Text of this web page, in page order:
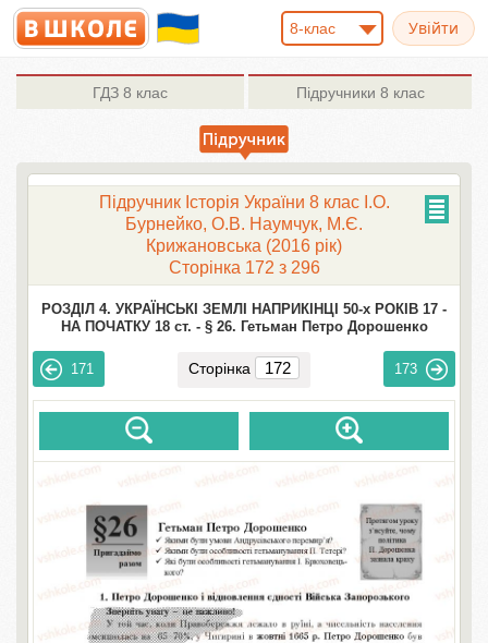
8-клас
ГДЗ 8 клас Підручники 8 клас
Підручник Історія України 8 клас І.О.
Бурнейко, О.В. Наумчук, М.Є.
Крижановська (2016 рік)
Сторінка 172 з 296
РОЗДІЛ 4. УКРАЇНСЬКІ ЗЕМЛІ НАПРИКІНЦІ 50-х РОКІВ 17 -
НА ПОЧАТКУ 18 ст. - § 26. Гетьман Петро Дорошенко
171 Сторінка 173